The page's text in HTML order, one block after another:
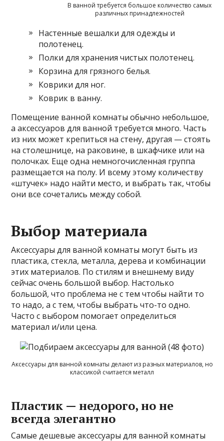
В ванной требуется большое количество самых
различных принадлежностей
Настенные вешалки для одежды и
полотенец.
Полки для хранения чистых полотенец.
Корзина для грязного белья.
Коврики для ног.
Коврик в ванну.
Помещение ванной комнаты обычно небольшое,
а аксессуаров для ванной требуется много. Часть
из них может крепиться на стену, другая — стоять
на столешнице, на раковине, в шкафчике или на
полочках. Еще одна немногочисленная группа
размещается на полу. И всему этому количеству
«штучек» надо найти место, и выбрать так, чтобы
они все сочетались между собой.
Выбор материала
Аксессуары для ванной комнаты могут быть из
пластика, стекла, металла, дерева и комбинации
этих материалов. По стилям и внешнему виду
сейчас очень большой выбор. Настолько
большой, что проблема не с тем чтобы найти то
то надо, а с тем, чтобы выбрать что-то одно.
Часто с выбором помогает определиться
материал и/или цена.
Аксессуары для ванной комнаты делают из разных материалов, но
классикой считается металл
Пластик — недорого, но не
всегда элегантно
Самые дешевые аксессуары для ванной комнаты